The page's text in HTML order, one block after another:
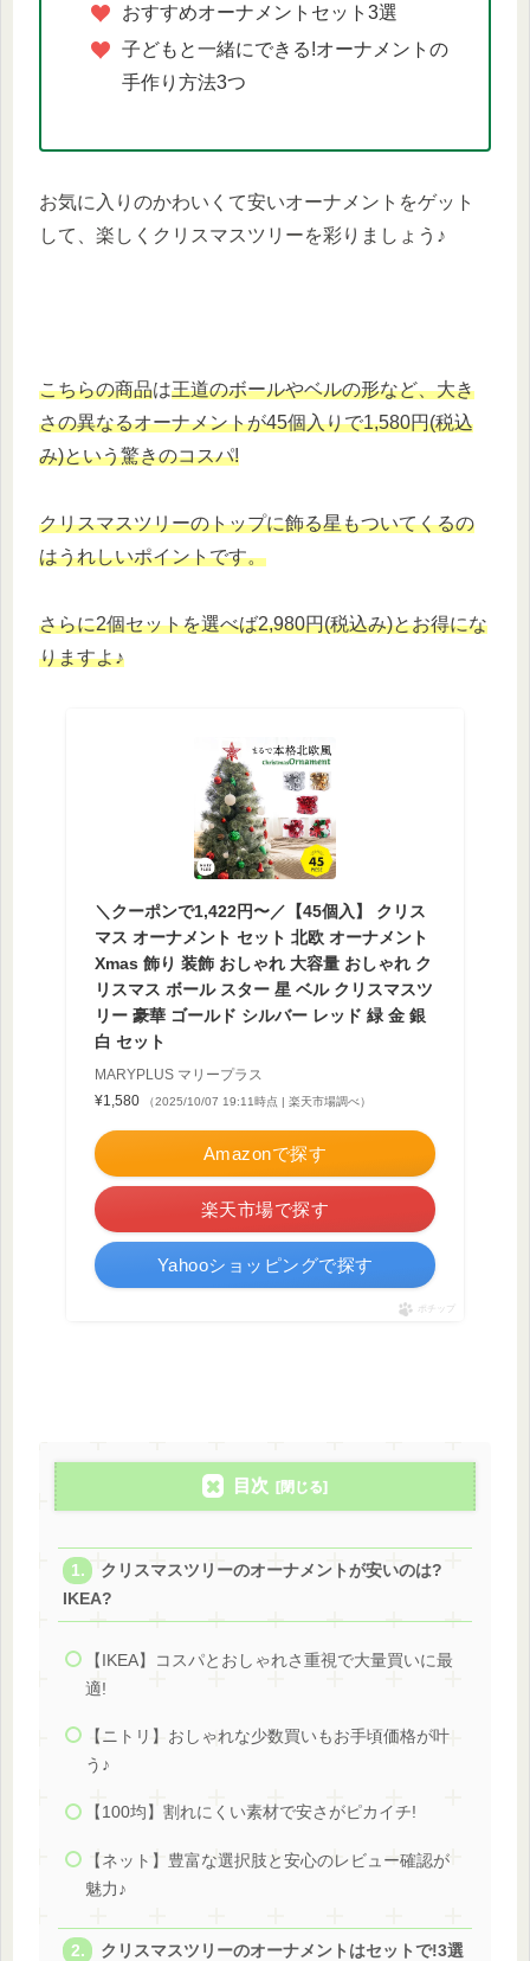
おすすめオーナメントセット3選
子どもと一緒にできる!オーナメントの
手作り方法3つ
お気に入りのかわいくて安いオーナメントをゲット
して、楽しくクリスマスツリーを彩りましょう♪
こちらの商品は王道のボールやベルの形など、大き
さの異なるオーナメントが45個入りで1,580円(税込
み)という驚きのコスパ!
クリスマスツリーのトップに飾る星もついてくるの
はうれしいポイントです。
さらに2個セットを選べば2,980円(税込み)とお得にな
りますよ♪
＼クーポンで1,422円〜／【45個入】 クリス
マス オーナメント セット 北欧 オーナメント
Xmas 飾り 装飾 おしゃれ 大容量 おしゃれ ク
リスマス ボール スター 星 ベル クリスマスツ
リー 豪華 ゴールド シルバー レッド 緑 金 銀
白 セット
MARYPLUS マリープラス
¥1,580
（2025/10/07 19:11時点 | 楽天市場調べ）
Amazonで探す
楽天市場で探す
Yahooショッピングで探す
ポチップ
目次
クリスマスツリーのオーナメントが安いのは?
IKEA?
【IKEA】コスパとおしゃれさ重視で大量買いに最
適!
【ニトリ】おしゃれな少数買いもお手頃価格が叶
う♪
【100均】割れにくい素材で安さがピカイチ!
【ネット】豊富な選択肢と安心のレビュー確認が
魅力♪
クリスマスツリーのオーナメントはセットで!3選